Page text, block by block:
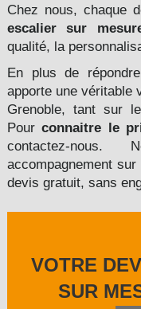
Chez nous, chaque
escalier sur
qualité, la
En plus de
apporte une véritable
Grenoble, tant sur
Pourconnaitre le
contactez-
accompagnement
devis gratuit, sans
VOTRE
SUR